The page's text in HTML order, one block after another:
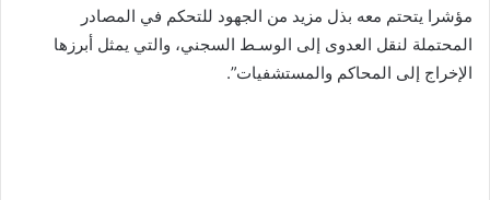
مؤشرا يتحتم معه بذل مزيد من الجهود للتحكم في المصادر
المحتملة لنقل العدوى إلى الوسـط السجني، والتي يمثل أبرزها
الإخراج إلى المحاكم والمستشفيات”.